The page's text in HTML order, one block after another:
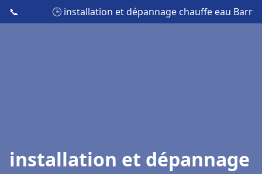
📞 🕒 installation et dépannage chauffe eau Barr
installation et dépannage